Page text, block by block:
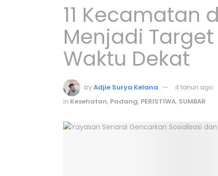
11 Kecamatan
Menjadi
Waktu Dekat
byAdjie Surya Kelana
4 tahun ago
in Kesehatan, Padang, PERISTIWA, SUMBAR